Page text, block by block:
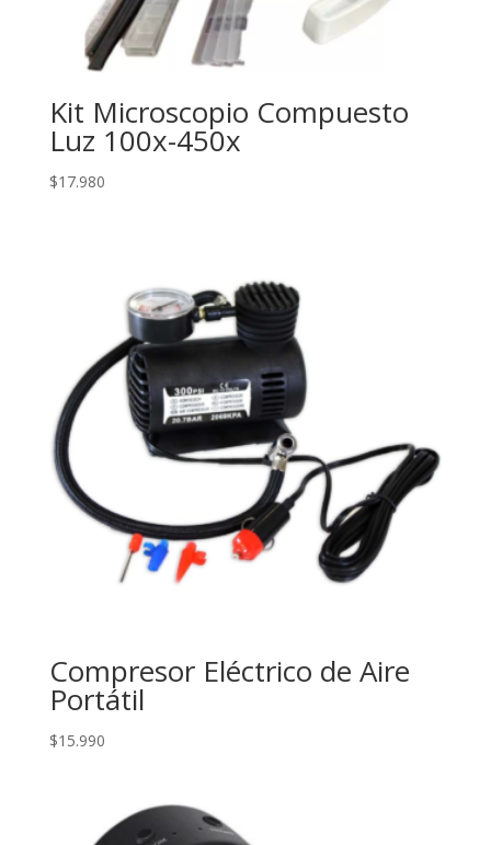
Kit Microscopio Compuesto
Luz 100x-450x
$17.980
Compresor Eléctrico de Aire
Portátil
$15.990